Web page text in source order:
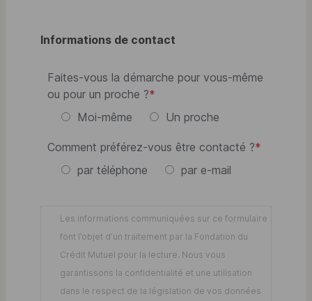
Informations de contact
Faites-vous la démarche pour vous-même
ou pour un proche ?*
Moi-même
Un proche
Comment préférez-vous être contacté ?*
par téléphone
par e-mail
Les informations communiquées sur ce formulaire
font l’objet d’un traitement par la Fondation du
Crédit Mutuel pour la lecture. Nous vous
garantissons la confidentialité et une utilisation
dans le respect de la législation de vos données